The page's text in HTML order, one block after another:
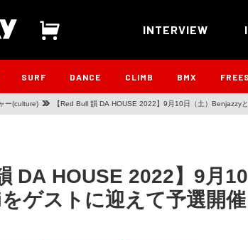
INTERVIEW
SURF DANCE CLIMB BMX
ー(culture) 【Red Bull 韻 DA HOUSE 2022】9月10日（土）Benjazzy
DA HOUSE 2022】9月
ゲストに迎えて予選開催